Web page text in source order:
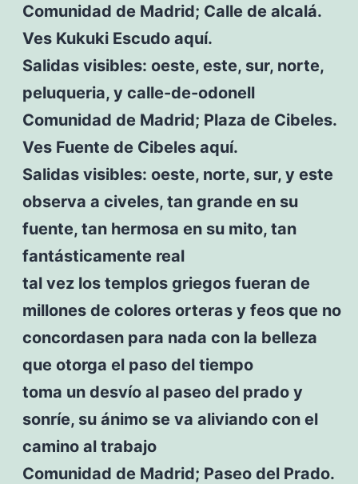
Comunidad de Madrid; Calle de alcalá.
Ves Kukuki Escudo aquí.
Salidas visibles: oeste, este, sur, norte,
peluqueria, y calle-de-odonell
Comunidad de Madrid; Plaza de Cibeles.
Ves Fuente de Cibeles aquí.
Salidas visibles: oeste, norte, sur, y este
observa a civeles, tan grande en su
fuente, tan hermosa en su mito, tan
fantásticamente real
tal vez los templos griegos fueran de
millones de colores orteras y feos que no
concordasen para nada con la belleza
que otorga el paso del tiempo
toma un desvío al paseo del prado y
sonríe, su ánimo se va aliviando con el
camino al trabajo
Comunidad de Madrid; Paseo del Prado.